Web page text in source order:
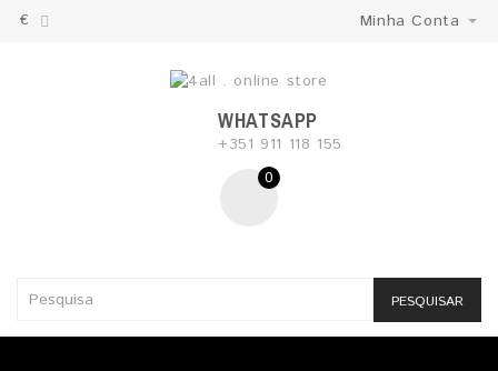
€ Minha Conta
WHATSAPP
+351 911 118 155
0
PESQUISAR